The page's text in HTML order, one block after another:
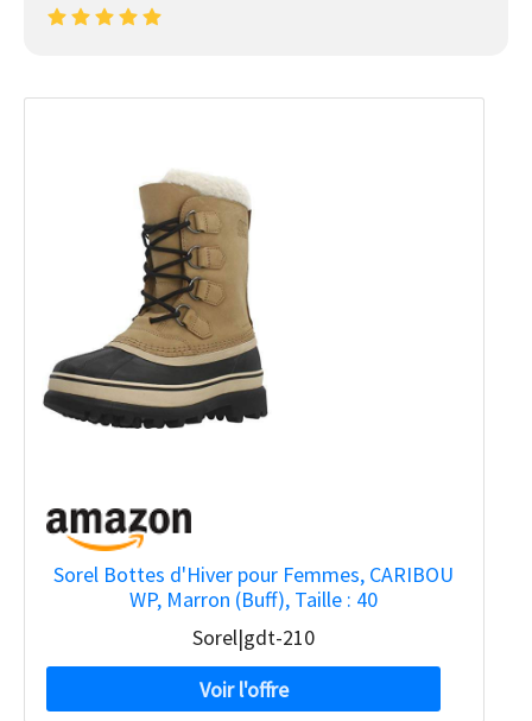
Sorel Bottes d'Hiver pour Femmes, CARIBOU
WP, Marron (Buff), Taille : 40
Sorel|gdt-210